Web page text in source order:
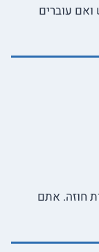
עוברים
חוזה. אתם